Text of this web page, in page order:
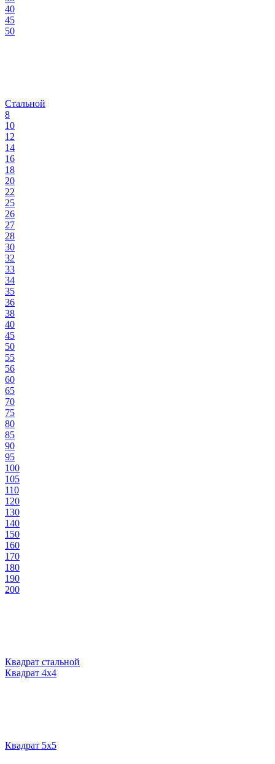
40
45
50
Стальной
8
10
12
14
16
18
20
22
25
26
27
28
30
32
33
34
35
36
38
40
45
50
55
56
60
65
70
75
80
85
90
95
100
105
110
120
130
140
150
160
170
180
190
200
Квадрат стальной
Квадрат 4х4
Квадрат 5х5